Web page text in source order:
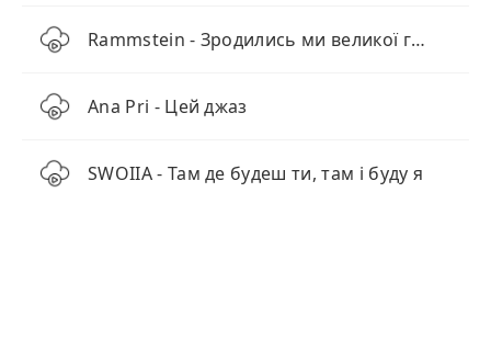
Rammstein - Зродились ми великої години (by Monrote)
Ana Pri - Цей джаз
SWOIIA - Там де будеш ти, там і буду я